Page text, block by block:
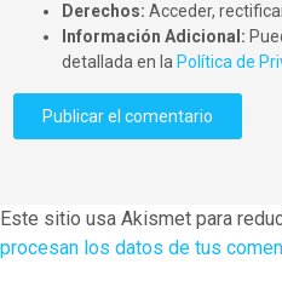
Derechos: Acceder,
Información Adicional:
detallada en la Política de
Este sitio usa Akismet para
procesan los datos de tus